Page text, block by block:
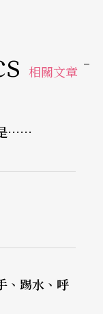
解男人──更
」的認知。
其結構之複
修居然能夠
著實令人激
感錯落有致
風表演班練
也難免白圭
雜蕪，二是
相關文章
……
、踢水、呼